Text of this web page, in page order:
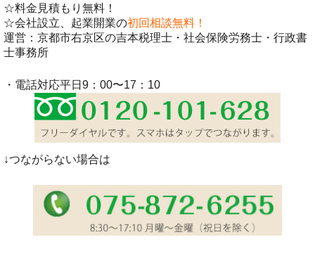
☆料金見積もり無料！
☆会社設立、起業開業の初回相談無料！
運営：京都市右京区の吉本税理士・社会保険労務士・行政書
士事務所
・電話対応平日9：00〜17：10
↓つながらない場合は